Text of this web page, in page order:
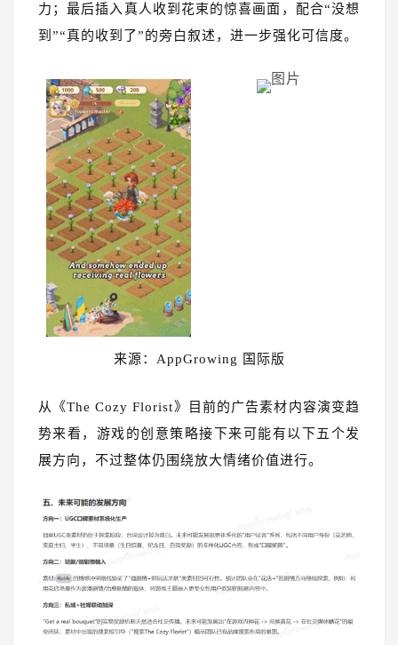
力；最后插入真人收到花束的惊喜画面，配合“没想
到”“真的收到了”的旁白叙述，进一步强化可信度。
来源：AppGrowing 国际版
从《The Cozy Florist》目前的广告素材内容演变趋
势来看，游戏的创意策略接下来可能有以下五个发
展方向，不过整体仍围绕放大情绪价值进行。